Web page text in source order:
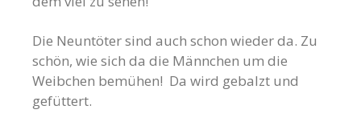
Die Neuntöter sind auch schon wieder da. Zu
schön, wie sich da die Männchen um die
Weibchen bemühen! Da wird gebalzt und
gefüttert.